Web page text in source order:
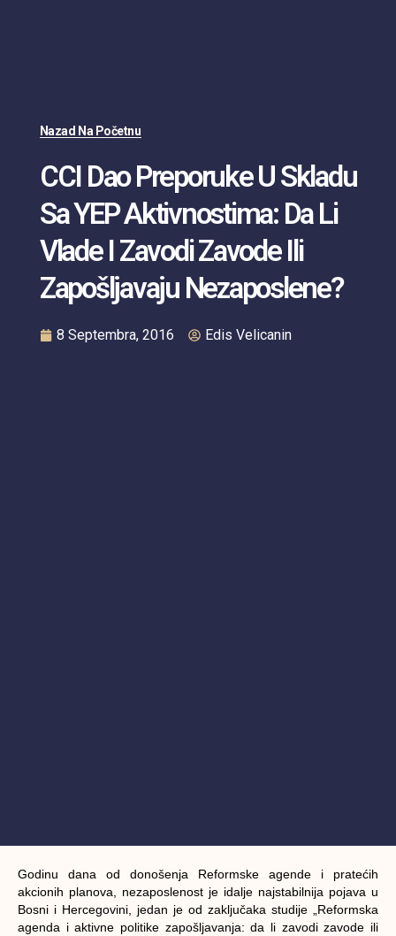
Nazad Na Početnu
CCI Dao Preporuke U Skladu
Sa YEP Aktivnostima: Da Li
Vlade I Zavodi Zavode Ili
Zapošljavaju Nezaposlene?
8 Septembra, 2016 Edis Velicanin
Godinu dana od donošenja Reformske agende i pratećih
akcionih planova, nezaposlenost je idalje najstabilnija pojava u
Bosni i Hercegovini, jedan je od zaključaka studije „Reformska
agenda i aktivne politike zapošljavanja: da li zavodi zavode ili